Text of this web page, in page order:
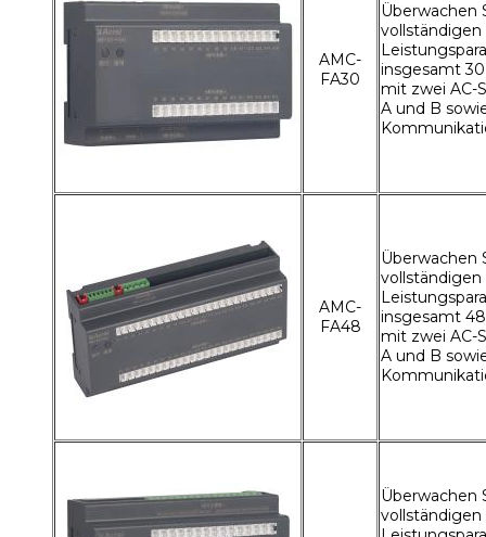
AMC-
FA30
Überwachen
vollständigen
insgesamt
mit zwei AC-
A und B
AMC-
FA48
Überwachen
vollständigen
insgesamt
mit zwei AC-
A und B
Überwachen
vollständigen